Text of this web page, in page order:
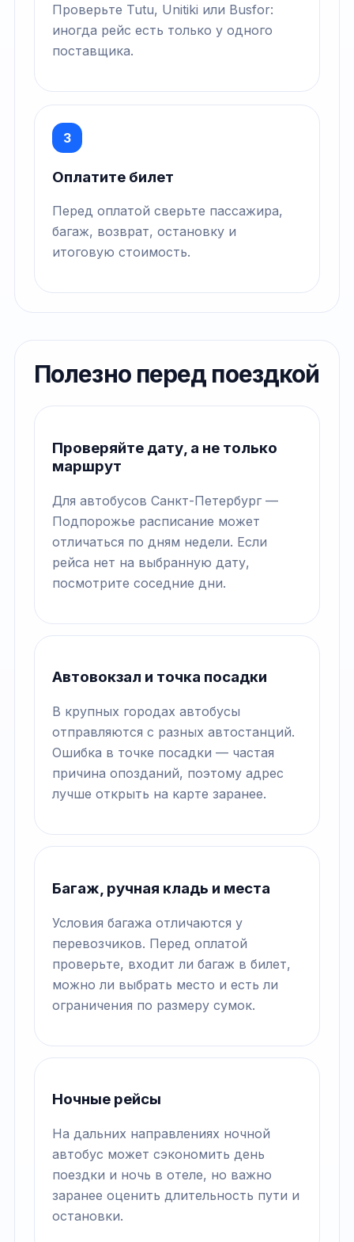
Проверьте Tutu, Unitiki или Busfor:
иногда рейс есть только у одного
поставщика.
3
Оплатите билет
Перед оплатой сверьте пассажира,
багаж, возврат, остановку и
итоговую стоимость.
Полезно перед поездкой
Проверяйте дату, а не только
маршрут
Для автобусов Санкт-Петербург —
Подпорожье расписание может
отличаться по дням недели. Если
рейса нет на выбранную дату,
посмотрите соседние дни.
Автовокзал и точка посадки
В крупных городах автобусы
отправляются с разных автостанций.
Ошибка в точке посадки — частая
причина опозданий, поэтому адрес
лучше открыть на карте заранее.
Багаж, ручная кладь и места
Условия багажа отличаются у
перевозчиков. Перед оплатой
проверьте, входит ли багаж в билет,
можно ли выбрать место и есть ли
ограничения по размеру сумок.
Ночные рейсы
На дальних направлениях ночной
автобус может сэкономить день
поездки и ночь в отеле, но важно
заранее оценить длительность пути и
остановки.